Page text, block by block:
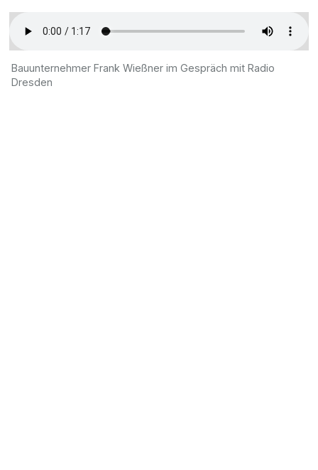
Bauunternehmer Frank Wießner im Gespräch mit Radio
Dresden